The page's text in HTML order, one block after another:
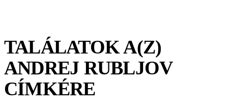
TALÁLATOK A(Z)
ANDREJ RUBLJOV
CÍMKÉRE